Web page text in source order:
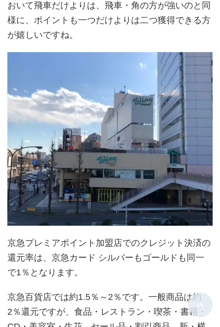
おいて飛車だけよりは、飛車・角の方が強いのと同
様に、ポイントも一つだけよりは二つ獲得できる方
が嬉しいですね。
京急プレミアポイント加盟店でのクレジット決済の
還元率は、京急カード シルバーもゴールドも同一
で1％となります。
京急百貨店では約1.5％～2％です。一般商品は約
2％還元ですが、食品・レストラン・喫茶・書籍・